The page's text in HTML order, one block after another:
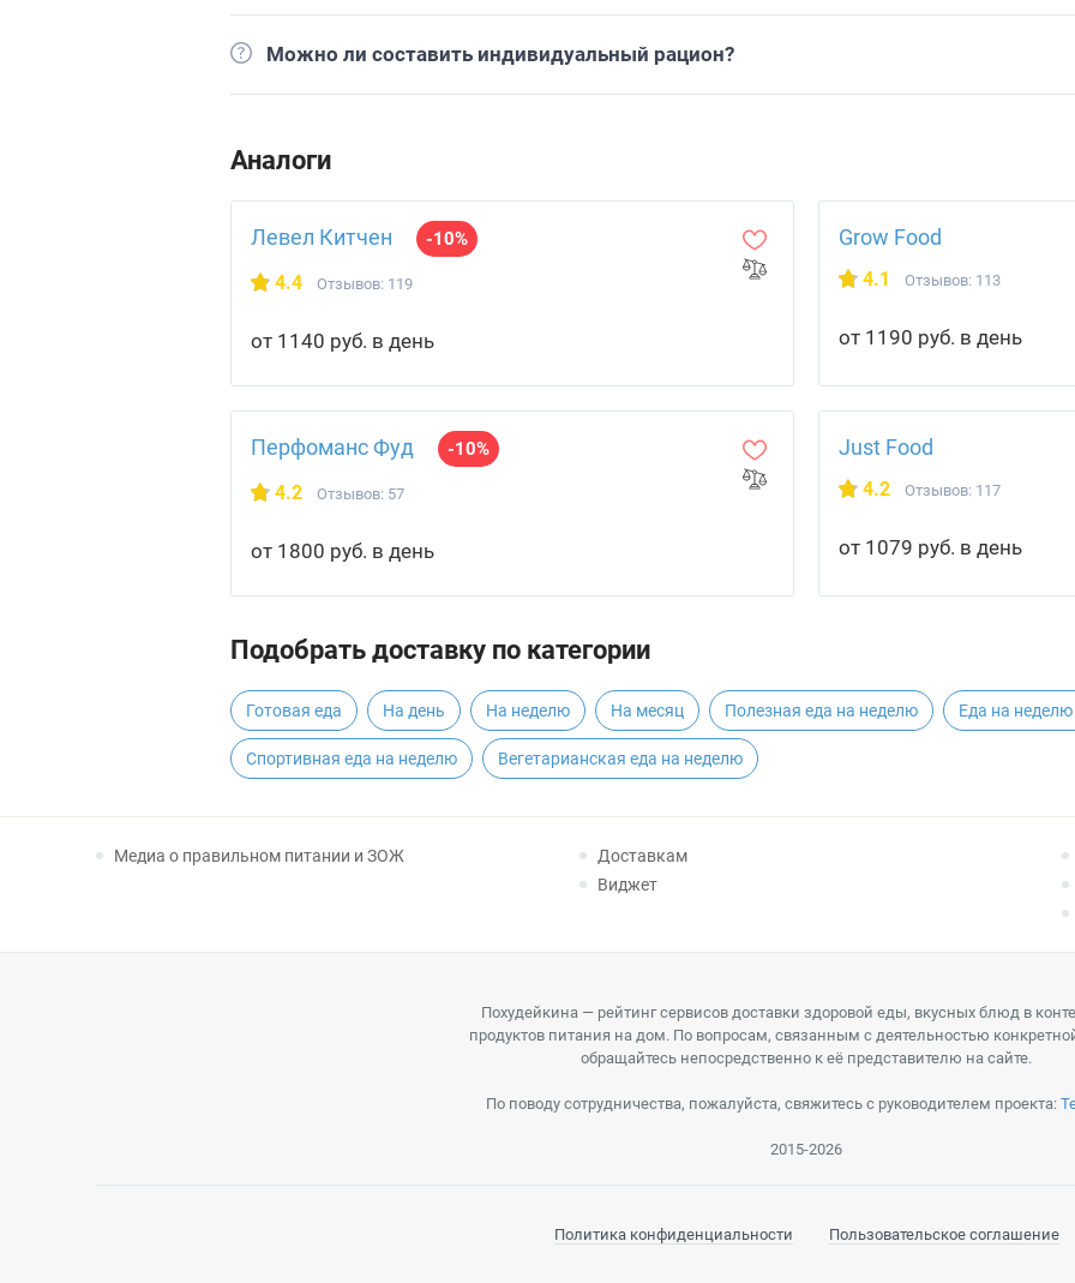
Можно ли составить индивидуальный рацион?
Аналоги
Левел Китчен -10%
4.4 Отзывов: 119
от 1140 руб. в день
Grow Food
4.1 Отзывов: 113
от 1190 руб. в день
Перфоманс Фуд -10%
4.2 Отзывов: 57
от 1800 руб. в день
Just Food
4.2 Отзывов: 117
от 1079 руб. в день
Подобрать доставку по категории
Готовая еда На день На неделю На месяц Полезная еда на неделю Еда на
Спортивная еда на неделю Вегетарианская еда на неделю
Медиа о правильном питании и ЗОЖ
Доставкам
Виджет
Похудейкина — рейтинг сервисов доставки здоровой еды, вкусных блюд в
продуктов питания на дом. По вопросам, связанным с деятельностью
обращайтесь непосредственно к её представителю на сайте.
По поводу сотрудничества, пожалуйста, свяжитесь с руководителем проекта:
2015-2026
Политика конфиденциальности Пользовательское соглашение